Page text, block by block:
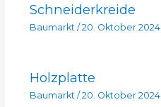
Schneiderkreide
Baumarkt/ 20. Oktober 2024
Holzplatte
Baumarkt/ 20. Oktober 2024